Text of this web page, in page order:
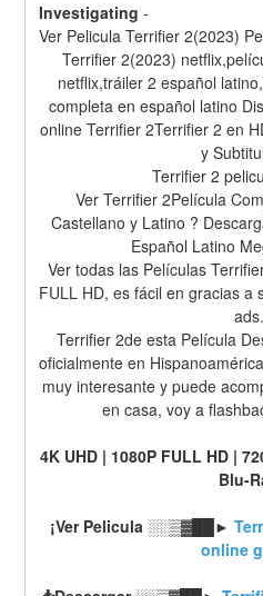
Investigating -
Ver Pelicula Terrifier 2(2023)
Terrifier 2(2023)
netflix,tráiler 2 español
completa en español latino
online Terrifier 2Terrifier 2 en
y
Terrifier 2
Ver Terrifier 2Película
Castellano y Latino ?
Español Latino
Ver todas las Películas
FULL HD, es fácil en gracias a
ads.
Terrifier 2de esta Película
oficialmente en
muy interesante y puede
en casa, voy a
4K UHD | 1080P FULL HD |
Blu-
¡Ver Pelicula ░░▒▓██►
online